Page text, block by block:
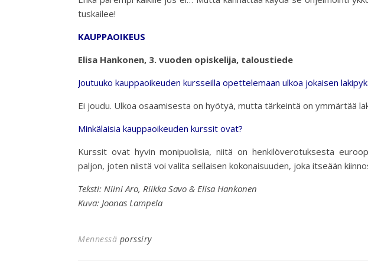
tuskailee!
KAUPPAOIKEUS
Elisa Hankonen, 3. vuoden opiskelija, taloustiede
Joutuuko kauppaoikeuden kursseilla opettelemaan ulkoa jokaisen
Ei joudu. Ulkoa osaamisesta on hyötyä, mutta tärkeintä on ymmärtää
Minkälaisia kauppaoikeuden kurssit ovat?
Kurssit ovat hyvin monipuolisia, niitä on henkilöverotuksesta
paljon, joten niistä voi valita sellaisen kokonaisuuden, joka itseään
Teksti: Niini Aro, Riikka Savo & Elisa Hankonen
Kuva: Joonas Lampela
Mennessä porssiry